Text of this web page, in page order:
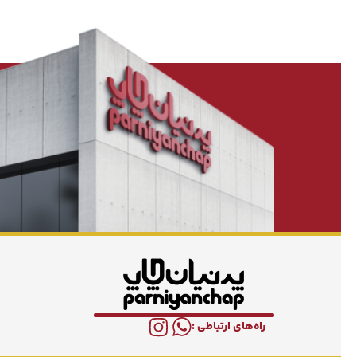
راه‌های ارتباطی :